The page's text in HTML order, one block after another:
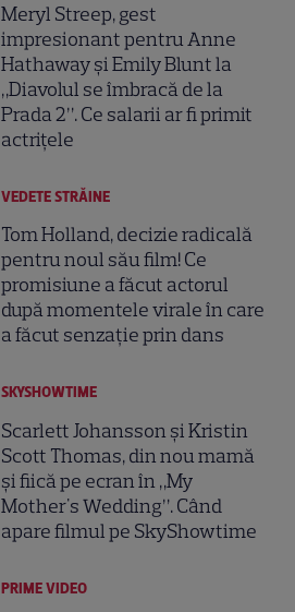
Meryl Streep, gest
impresionant pentru Anne
Hathaway și Emily Blunt la
„Diavolul se îmbracă de la
Prada 2”. Ce salarii ar fi primit
actrițele
VEDETE STRĂINE
Tom Holland, decizie radicală
pentru noul său film! Ce
promisiune a făcut actorul
după momentele virale în care
a făcut senzație prin dans
SKYSHOWTIME
Scarlett Johansson și Kristin
Scott Thomas, din nou mamă
și fiică pe ecran în „My
Mother's Wedding”. Când
apare filmul pe SkyShowtime
PRIME VIDEO